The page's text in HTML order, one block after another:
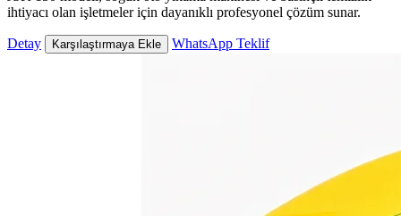
ihtiyacı olan işletmeler için dayanıklı profesyonel çözüm sunar.
Detay Karşılaştırmaya Ekle WhatsApp Teklif